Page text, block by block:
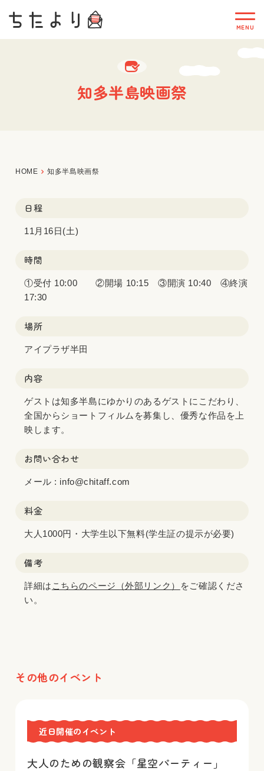
知多半島映画祭
HOME 知多半島映画祭
日程
11月16日(土)
時間
①受付 10:00 ②開場 10:15 ③開演 10:40 ④終演
17:30
場所
アイプラザ半田
内容
ゲストは知多半島にゆかりのあるゲストにこだわり、
全国からショートフィルムを募集し、優秀な作品を上
映します。
お問い合わせ
メール : info@chitaff.com
料金
大人1000円・大学生以下無料(学生証の提示が必要)
備考
詳細は こちらのページ（外部リンク）
をご確認くださ
い。
その他のイベント
近日開催のイベント
大人のための観察会「星空パーティー」